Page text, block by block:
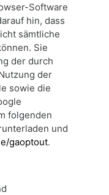
Software
hin, dass
sämtliche
Sie
der durch
der
sowie die
folgenden
und
gaoptout.